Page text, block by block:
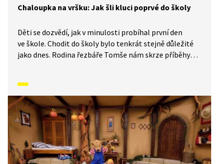
Chaloupka na vršku: Jak šli kluci poprvé do školy
Děti se dozvědí, jak v minulosti probíhal první den
ve škole. Chodit do školy bylo tenkrát stejně důležité
jako dnes. Rodina řezbáře Tomše nám skrze příběhy
v souladu s přírodou. Video inspirované lidovými zvyky
a písněmi navazuje na poetiku klasických Trnkových
filmů.